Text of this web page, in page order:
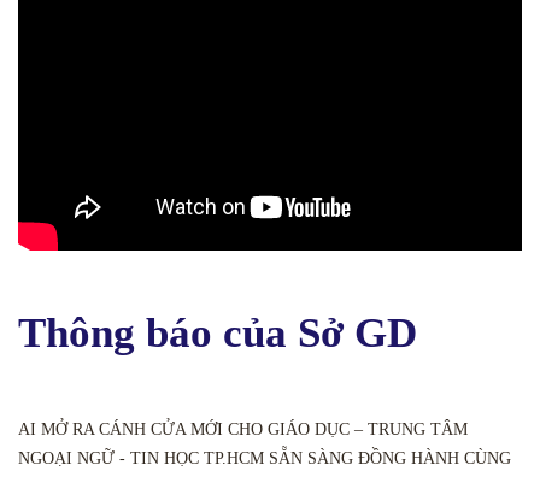
Thông báo của Sở GD
AI MỞ RA CÁNH CỬA MỚI CHO GIÁO DỤC – TRUNG TÂM
NGOẠI NGỮ - TIN HỌC TP.HCM SẴN SÀNG ĐỒNG HÀNH CÙNG